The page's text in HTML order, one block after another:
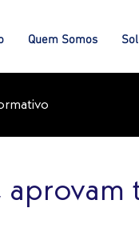
Quem Somos
aprovam